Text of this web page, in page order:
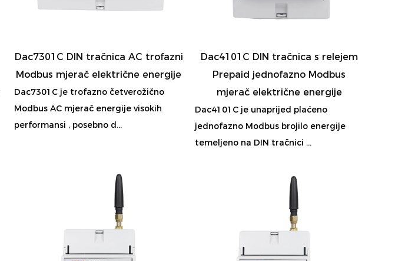
Dac7301C DIN tračnica AC trofazni
Modbus mjerač električne energije
Dac7301C je trofazno četverožično
Modbus AC mjerač energije visokih
performansi , posebno d...
Dac4101C DIN tračnica s relejem
Prepaid jednofazno Modbus
mjerač električne energije
Dac4101C je unaprijed plaćeno
jednofazno Modbus brojilo energije
temeljeno na DIN tračnici ...